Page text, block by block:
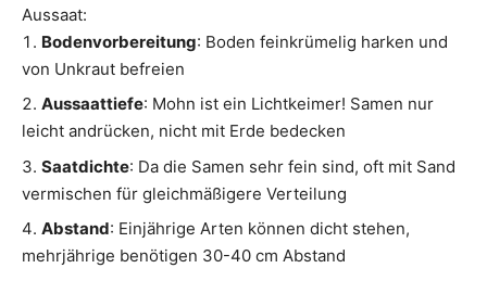
Aussaat:
Bodenvorbereitung: Boden feinkrümelig harken und
von Unkraut befreien
Aussaattiefe: Mohn ist ein Lichtkeimer! Samen nur
leicht andrücken, nicht mit Erde bedecken
Saatdichte: Da die Samen sehr fein sind, oft mit Sand
vermischen für gleichmäßigere Verteilung
Abstand: Einjährige Arten können dicht stehen,
mehrjährige benötigen 30-40 cm Abstand